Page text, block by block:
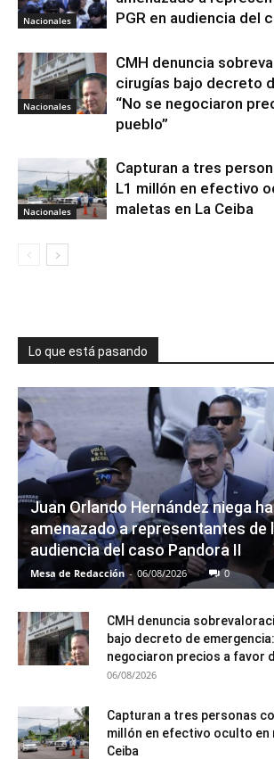
Nacionales
PGR en audiencia del
Nacionales
CMH denuncia
cirugías bajo decreto
“No se negociaron
pueblo”
Nacionales
Capturan a tres
L1 millón en efectivo
maletas en La Ceiba
Lo que está pasando
Juan Orlando Hernández niega
amenazado a representantes de
audiencia del caso Pandora II
Mesa de Redacción - 06/08/2026 0
CMH denuncia
bajo decreto de
negociaron precios a favor
06/08/2026
Capturan a tres personas
millón en efectivo oculto en
Ceiba